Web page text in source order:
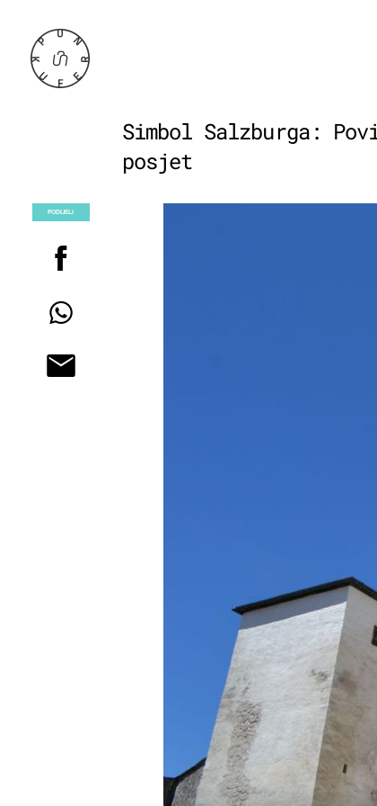
Simbol Salzburga:
posjet
PODIJELI
Najbolje čuvana tajna
tirkiznog mora i filmskih
kojem nema automobila